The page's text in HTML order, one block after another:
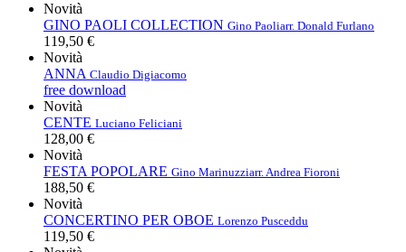
Novità
GINO PAOLI COLLECTION Gino Paoliarr. Donald Furlano
119,50 €
Novità
ANNA Claudio Digiacomo
free download
Novità
CENTE Luciano Feliciani
128,00 €
Novità
FESTA POPOLARE Gino Marinuzziarr. Andrea Fioroni
188,50 €
Novità
CONCERTINO PER OBOE Lorenzo Pusceddu
119,50 €